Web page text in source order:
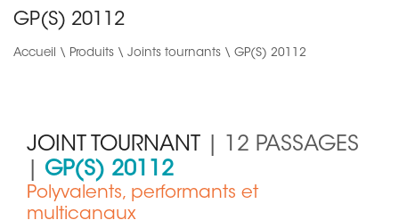
Main
GP(S) 20112
Accueil \ Produits \ Joints tournants \ GP(S) 20112
JOINT TOURNANT
| 12 PASSAGES
GP(S) 20112
Polyvalents, performants et
multicanaux